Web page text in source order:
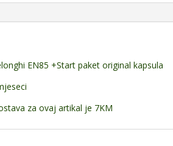
EN85 +Start paket original kapsula
za ovaj artikal je 7KM